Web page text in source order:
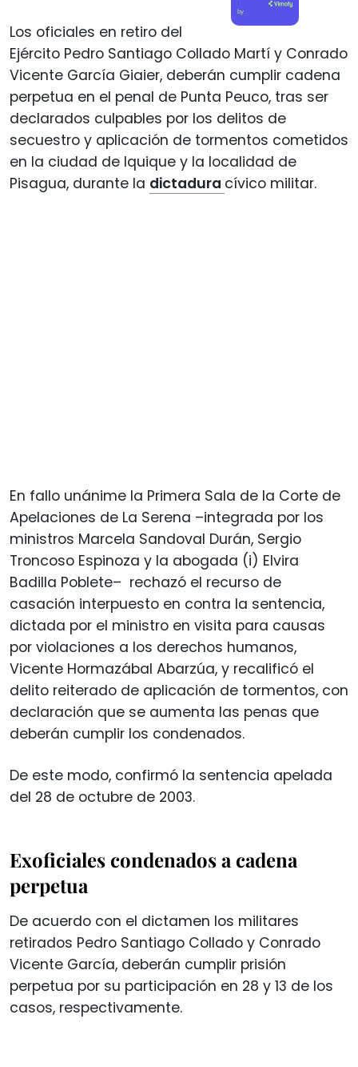
by
Los oficiales en retiro del
Ejército Pedro Santiago Collado Martí y Conrado
Vicente García Giaier, deberán cumplir cadena
perpetua en el penal de Punta Peuco, tras ser
declarados culpables por los delitos de
secuestro y aplicación de tormentos cometidos
en la ciudad de Iquique y la localidad de
Pisagua, durante la dictadura cívico militar.
En fallo unánime la Primera Sala de la Corte de
Apelaciones de La Serena –integrada por los
ministros Marcela Sandoval Durán, Sergio
Troncoso Espinoza y la abogada (i) Elvira
Badilla Poblete– rechazó el recurso de
casación interpuesto en contra la sentencia,
dictada por el ministro en visita para causas
por violaciones a los derechos humanos,
Vicente Hormazábal Abarzúa, y recalificó el
delito reiterado de aplicación de tormentos, con
declaración que se aumenta las penas que
deberán cumplir los condenados.
De este modo, confirmó la sentencia apelada
del 28 de octubre de 2003.
Exoficiales condenados a cadena
perpetua
De acuerdo con el dictamen los militares
retirados Pedro Santiago Collado y Conrado
Vicente García, deberán cumplir prisión
perpetua por su participación en 28 y 13 de los
casos, respectivamente.